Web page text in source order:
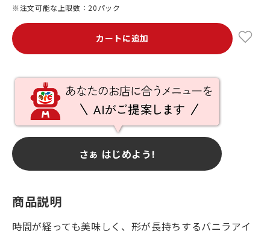
※注文可能な上限数：20パック
カートに追加
さぁ はじめよう!
商品説明
時間が経っても美味しく、形が長持ちするバニラアイ